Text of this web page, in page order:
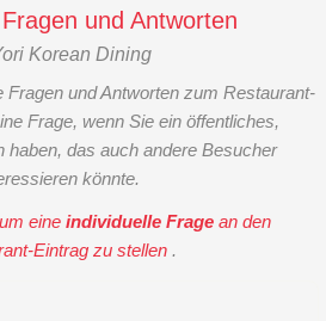
und Antworten
Korean Dining
Fragen und Antworten zum Restaurant-
Frage, wenn Sie ein öffentliches,
haben, das auch andere Besucher
könnte.
eineindividuelle Frage an den
Eintrag zu stellen .